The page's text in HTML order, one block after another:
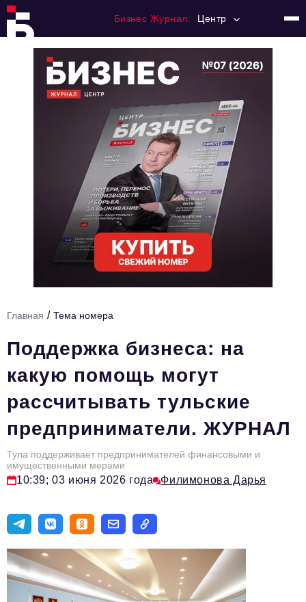
Бизнес Журнал: Центр
Регулирование
Премия "Тульский Бизнес"
История тульского предпринимательства
Тема номера
HR
Персона номера
Инфраструктура развития
Технологии и тренды
Туризм
Мероприятия
Авторские материалы
Видео
Главная / Тема номера
Поддержка бизнеса: на
какую помощь могут
рассчитывать тульские
предприниматели. ЖУРНАЛ
Тула поддерживает предпринимателей финансовыми и
имущественными мерами
10:39; 03 июня 2026 года Филимонова Дарья